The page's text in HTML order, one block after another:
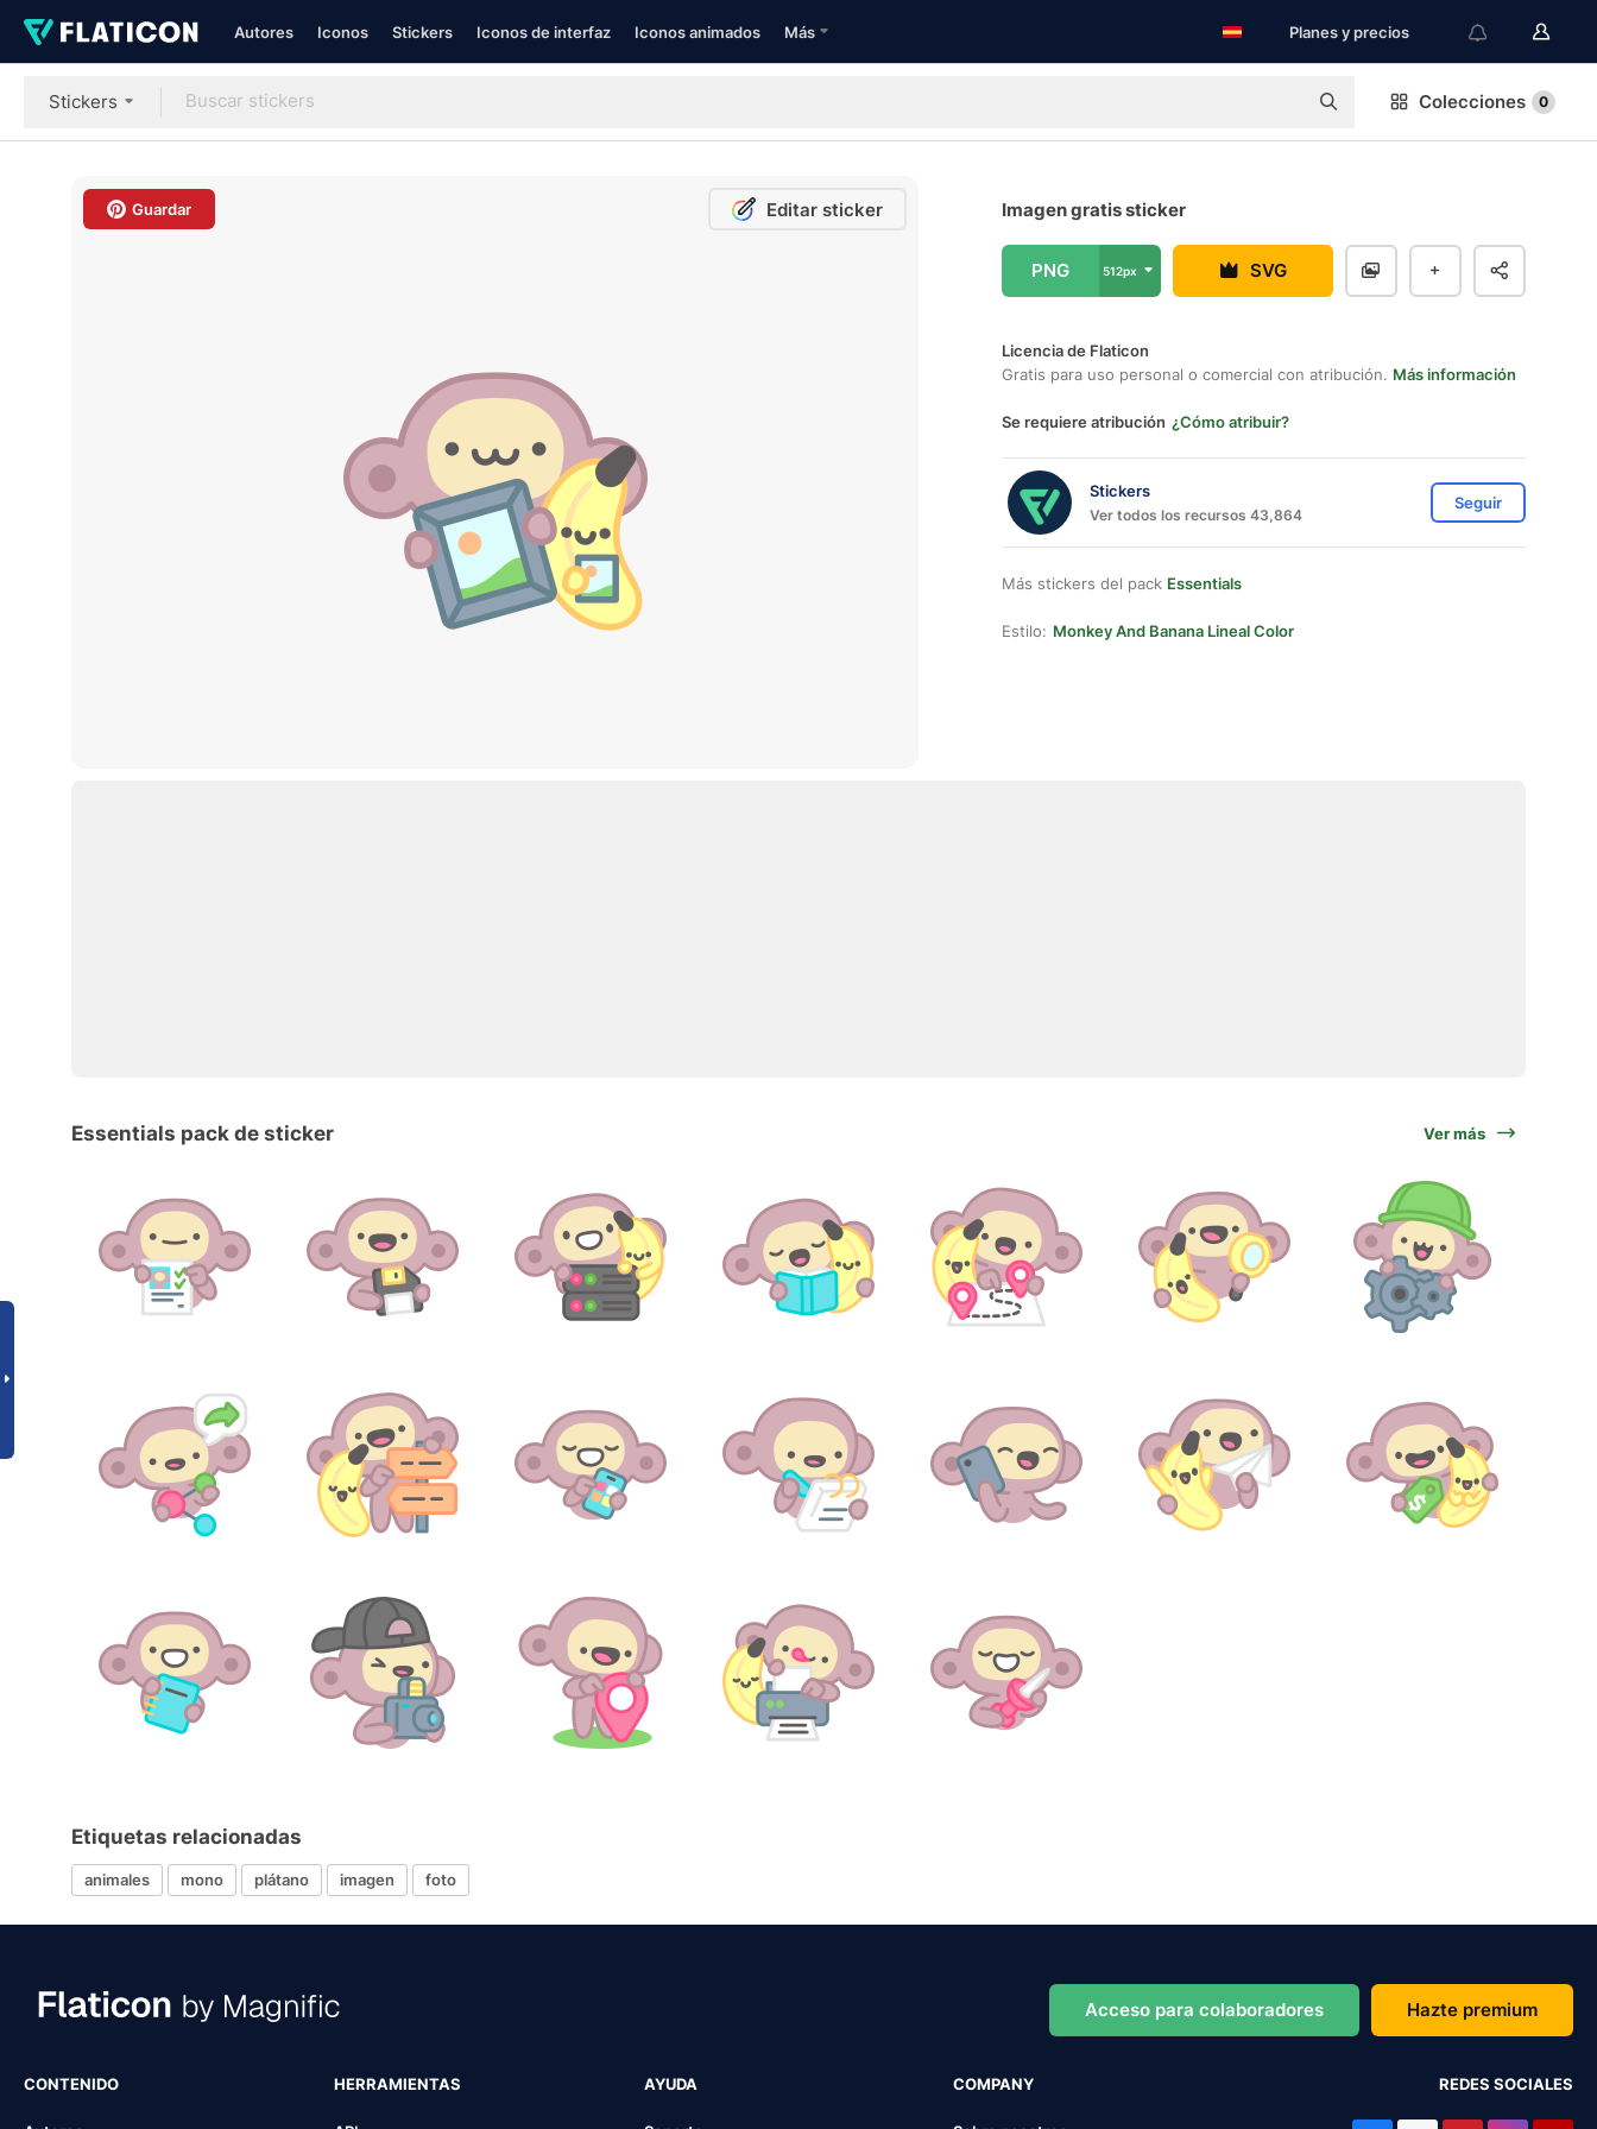
Autores Iconos Stickers Iconos de interfaz Iconos animados Más Planes y precios
Stickers Colecciones 0
Guardar Editar sticker Imagen gratis sticker
PNG 512px SVG
Licencia de Flaticon
Gratis para uso personal o comercial con atribución. Más información
Se requiere atribución ¿Cómo atribuir?
Stickers
Ver todos los recursos 43,864
Seguir
Más stickers del pack Essentials
Estilo: Monkey And Banana Lineal Color
Essentials pack de sticker Ver más
Etiquetas relacionadas
animales mono plátano imagen foto
Acceso para colaboradores Hazte premium
CONTENIDO HERRAMIENTAS AYUDA COMPANY REDES SOCIALES